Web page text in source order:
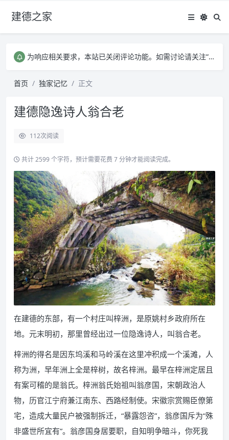
建德之家
为响应相关要求，本站已关闭评论功能。如需讨论请关注“建德之家”公众号，谢谢。
为响应相关要求，本站已关闭评论功能。如需讨论请关注“建德之家”公众号，谢谢。
首页 独家记忆 正文
建德隐逸诗人翁合老
112次阅读
共计 2599 个字符，预计需要花费 7 分钟才能阅读完成。
在建德的东部，有一个村庄叫梓洲，是原姚村乡政府所在
地。元末明初，那里曾经出过一位隐逸诗人，叫翁合老。
梓洲的得名是因东坞溪和马岭溪在这里冲积成一个溪滩，人
称为洲，早年洲上全是梓树，故名梓洲。最早在梓洲定居且
有案可稽的是翁氏。梓洲翁氏始祖叫翁彦国，宋朝政治人
物，历官江宁府兼江南东、西路经制使。宋徽宗赏赐臣僚第
宅，造成大量民户被强制拆迁，“暴露怨咨”，翁彦国斥为“殊
非盛世所宜有”。翁彦国身居要职，自知明争暗斗，你死我